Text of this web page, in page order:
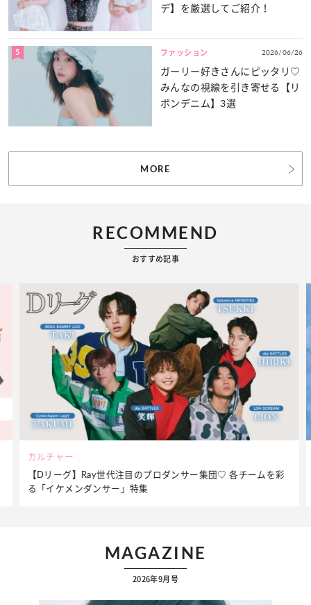
デ】を厳選してご紹介！
5 ファッション 2026/06/26
ガーリー好きさんにピッタリ♡
みんなの視線を引き寄せる【リ
ボンデニム】3選
MORE
RECOMMEND
おすすめ記事
ビューティー
夏だからこそ“水分”が大切！くずれないメイクをつくる【保湿
ケア】アイテム3選
MAGAZINE
2026年9月号